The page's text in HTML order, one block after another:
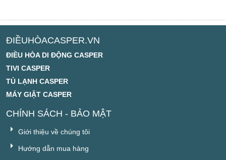
ĐIỀUHÒACASPER.VN
ĐIỀU HÒA DI ĐỘNG CASPER
TIVI CASPER
TỦ LẠNH CASPER
MÁY GIẶT CASPER
CHÍNH SÁCH - BẢO MẬT
Giới thiệu về chúng tôi
Hướng dẫn mua hàng